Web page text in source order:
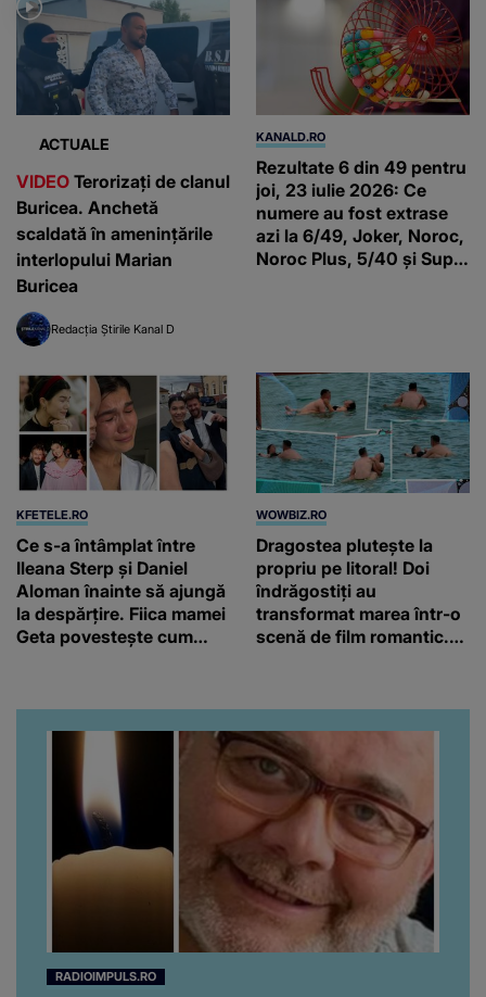
ACTUALE
VIDEO Terorizați de clanul
Buricea. Anchetă
scaldată în amenințările
interlopului Marian
Buricea
Redacția Știrile Kanal D
KANALD.RO
Rezultate 6 din 49 pentru
joi, 23 iulie 2026: Ce
numere au fost extrase
azi la 6/49, Joker, Noroc,
Noroc Plus, 5/40 și Super
KFETELE.RO
Ce s-a întâmplat între
Ileana Sterp și Daniel
Aloman înainte să ajungă
la despărțire. Fiica mamei
Geta povestește cum
denigrez.”
WOWBIZ.RO
Dragostea plutește la
propriu pe litoral! Doi
îndrăgostiți au
transformat marea într-o
scenă de film romantic.
RADIOIMPULS.RO